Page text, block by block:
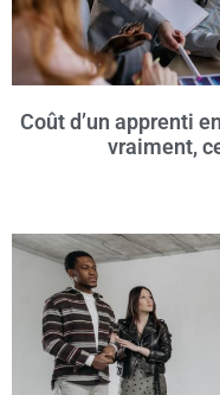
Coût d’un apprenti
vraiment,